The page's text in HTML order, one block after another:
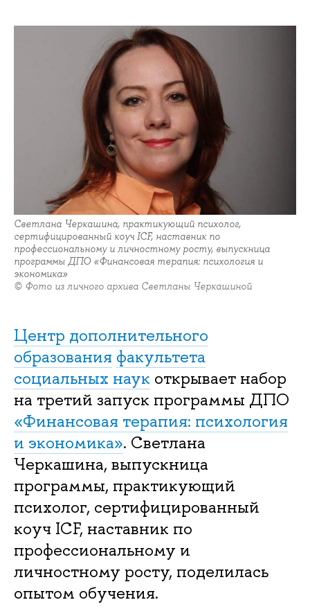
Светлана Черкашина, практикующий психолог,
сертифицированный коуч ICF, наставник по
профессиональному и личностному росту, выпускница
программы ДПО «Финансовая терапия: психология и
экономика»
© Фото из личного архива Светланы Черкашиной
Центр дополнительного
образования факультета
социальных наук открывает набор
на третий запуск программы ДПО
«Финансовая терапия: психология
и экономика». Светлана
Черкашина, выпускница
программы, практикующий
психолог, сертифицированный
коуч ICF, наставник по
профессиональному и
личностному росту, поделилась
опытом обучения.